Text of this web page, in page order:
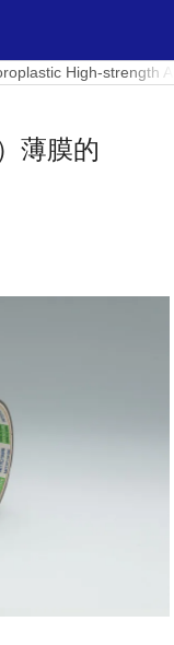
High-strength
薄膜的